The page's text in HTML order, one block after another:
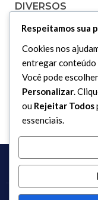
DIVERSOS
Dicionário Islâmico
Downloads
Respeitamos sua
Cookies nos
entregar
Você pode
Personalizar.
ou Rejeitar Todos
essenciais.